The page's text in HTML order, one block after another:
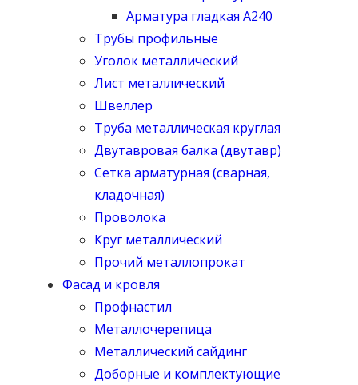
Арматура гладкая А240
Трубы профильные
Уголок металлический
Лист металлический
Швеллер
Труба металлическая круглая
Двутавровая балка (двутавр)
Сетка арматурная (сварная,
кладочная)
Проволока
Круг металлический
Прочий металлопрокат
Фасад и кровля
Профнастил
Металлочерепица
Металлический сайдинг
Доборные и комплектующие